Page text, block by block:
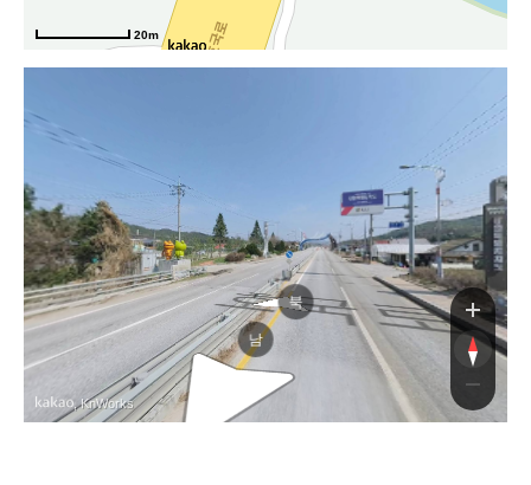
20m
호국로
호국로
북
남
, KnWorks